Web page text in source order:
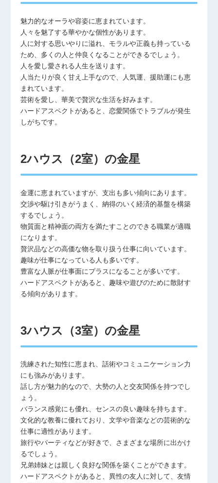
魅力的なオーラや容姿に恵まれています。
人々を魅了する華やかな個性があります。
人に対する思いやりに溢れ、モラルや正義も持っている
ため、多くの人と仲良くなることができるでしょう。
人を愛し愛される人生を送ります。
人当たりが良く甘え上手なので、人気運、援助運にも恵
まれています。
芸術を愛し、華美で贅沢な生活を好みます。
ハードアスペクトがあると、恋愛関係でトラブルが発生
しがちです。
2ハウス（2室）の金星
金運に恵まれていますが、支出も多い傾向にあります。
交渉や駆け引きがうまく、納得のいく経済的基盤を構築
するでしょう。
物質面と精神面の両方を満たすことのできる職業が適職
になります。
贅沢品などの高価な物を取り扱う仕事に向いています。
趣味が仕事になっている人も多いです。
豊富な人脈が仕事面にプラスになることが多いです。
ハードアスペクトがあると、趣味や遊びのために散財す
る傾向があります。
3ハウス（3室）の金星
洗練された知性に恵まれ、話術やコミュニケーション力
にも強みがあります。
話し方が魅力的なので、大勢の人と交友関係を持つでし
ょう。
バランス感覚にも優れ、センスの良い趣味を持ちます。
文化的な教養に優れており、文学や音楽などの芸術的な
仕事に適性があります。
旅行やパーティなどが好きで、さまざまな場所に出かけ
るでしょう。
兄弟姉妹とは親しく良好な関係を築くことができます。
ハードアスペクトがあると、異性の友人に対して、友情